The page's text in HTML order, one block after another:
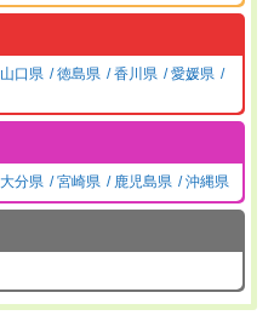
山口県 徳島県 香川県
愛媛県
大分県 宮崎県 鹿児島県 沖縄県